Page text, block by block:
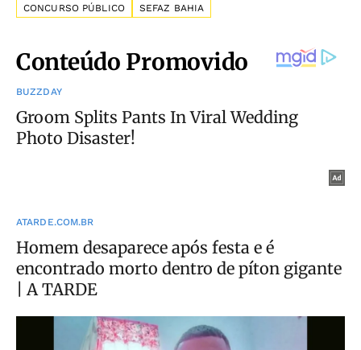
CONCURSO PÚBLICO SEFAZ BAHIA